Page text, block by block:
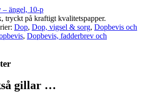
– ängel, 10-p
tryckt på kraftigt kvalitetspapper.
Dop, Dop, vigsel & sorg, Dopbevis och
, Dopbevis, fadderbrev och
gillar …